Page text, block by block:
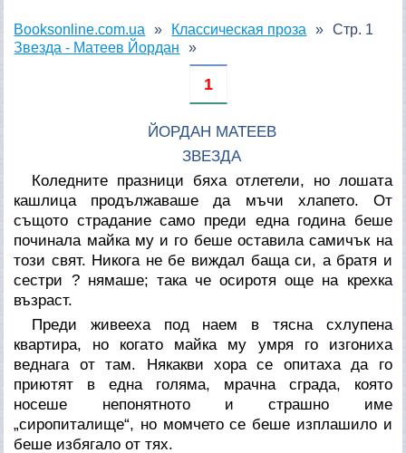
Booksonline.com.ua
Классическая проза
Звезда - Матеев Йордан
Стр. 1
1
ЙОРДАН МАТЕЕВ
ЗВЕЗДА
Коледните празници бяха отлетели, но лошата
кашлица продължаваше да мъчи хлапето. От
същото страдание само преди една година беше
починала майка му и го беше оставила самичък на
този свят. Никога не бе виждал баща си, а братя и
сестри ? нямаше; така че осиротя още на крехка
възраст.
Преди живееха под наем в тясна схлупена
квартира, но когато майка му умря го изгониха
веднага от там. Някакви хора се опитаха да го
приютят в една голяма, мрачна сграда, която
носеше непонятното и страшно име
„сиропиталище“, но момчето се беше изплашило и
беше избягало от тях.